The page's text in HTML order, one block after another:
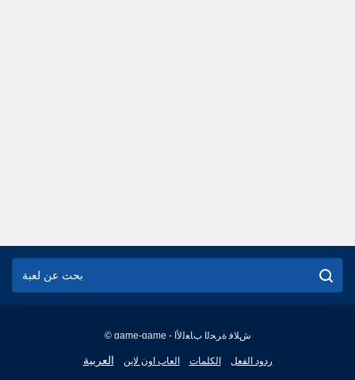
© game-game - ﺵﻼ ﻓ ﺓﺮﺤﻟﺍ ﺏﺎﻌﻟﻷ ﺍ
العربية
English
العاب اون لاين الكلمات ردود الفعل